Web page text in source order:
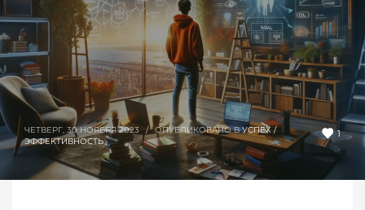
1
ЧЕТВЕРГ, 30 НОЯБРЯ 2023 / ОПУБЛИКОВАНО ВУСПЕХ /
ЭФФЕКТИВНОСТЬ